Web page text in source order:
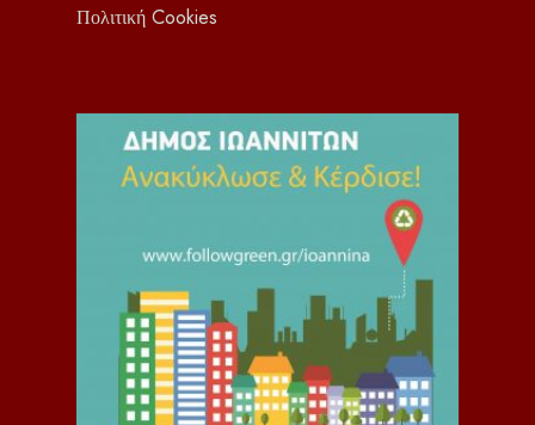
Πολιτική Cookies